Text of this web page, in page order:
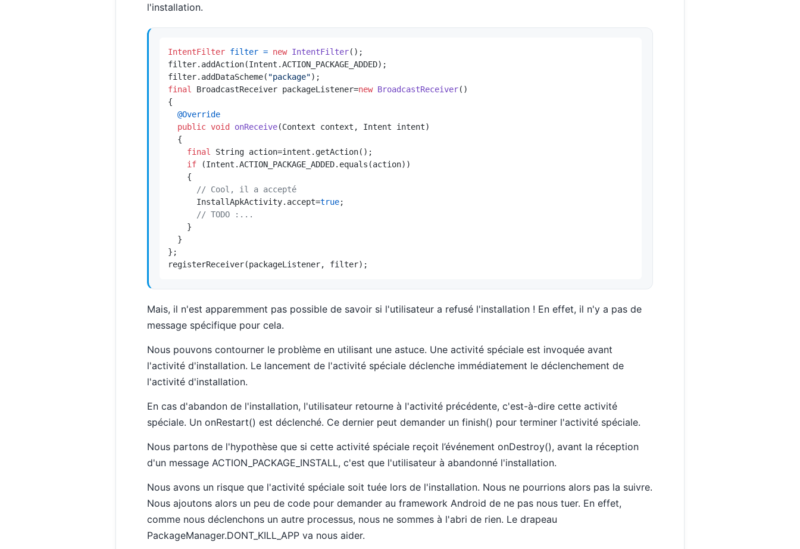
l'installation.
IntentFilter filter = new IntentFilter();
filter.addAction(Intent.ACTION_PACKAGE_ADDED);
filter.addDataScheme( "package"
final
BroadcastReceiver packageListener=new BroadcastReceiver()
{
@Override
public void onReceive(Context context, Intent intent)
  {
final
String action=intent.getAction();
if (Intent.ACTION_PACKAGE_ADDED.equals(action))
    {
// Cool, il a accepté
      InstallApkActivity.accept=
true;
// TODO :...
    }
  }
};
registerReceiver(packageListener, filter);
Mais, il n'est apparemment pas possible de savoir si l'utilisateur a refusé l'installation ! En effet, il n'y a pas de
message spécifique pour cela.
Nous pouvons contourner le problème en utilisant une astuce. Une activité spéciale est invoquée avant
l'activité d'installation. Le lancement de l'activité spéciale déclenche immédiatement le déclenchement de
l'activité d'installation.
En cas d'abandon de l'installation, l'utilisateur retourne à l'activité précédente, c'est-à-dire cette activité
spéciale. Un onRestart() est déclenché. Ce dernier peut demander un finish() pour terminer l'activité spéciale.
Nous partons de l'hypothèse que si cette activité spéciale reçoit l’événement onDestroy(), avant la réception
d'un message ACTION_PACKAGE_INSTALL, c'est que l'utilisateur à abandonné l'installation.
Nous avons un risque que l'activité spéciale soit tuée lors de l'installation. Nous ne pourrions alors pas la suivre.
Nous ajoutons alors un peu de code pour demander au framework Android de ne pas nous tuer. En effet,
comme nous déclenchons un autre processus, nous ne sommes à l'abri de rien. Le drapeau
PackageManager.DONT_KILL_APP va nous aider.